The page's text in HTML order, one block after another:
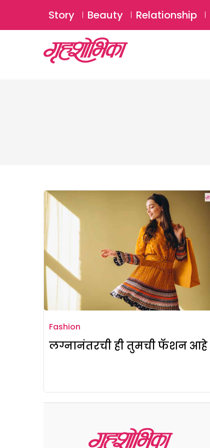
Story Beauty Relationship
Fashion
लग्नानंतरची ही तुमची फॅशन आहे